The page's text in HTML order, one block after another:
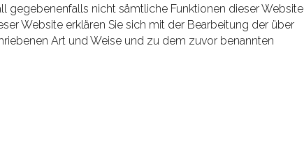
gegebenenfalls nicht sämtliche Funktionen dieser Website
Website erklären Sie sich mit der Bearbeitung der über
Art und Weise und zu dem zuvor benannten